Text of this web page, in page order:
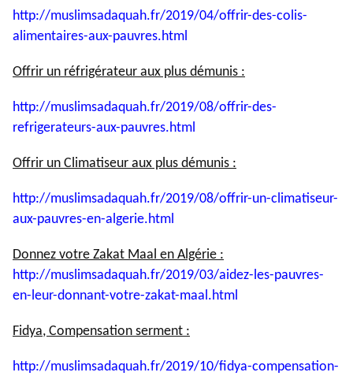
http://muslimsadaquah.fr/2019/04/offrir-des-colis-
alimentaires-aux-pauvres.html
Offrir un réfrigérateur aux plus démunis :
http://muslimsadaquah.fr/2019/08/offrir-des-
refrigerateurs-aux-pauvres.html
Offrir un Climatiseur aux plus démunis :
http://muslimsadaquah.fr/2019/08/offrir-un-climatiseur-
aux-pauvres-en-algerie.html
Donnez votre Zakat Maal en Algérie :
http://muslimsadaquah.fr/2019/03/aidez-les-pauvres-
en-leur-donnant-votre-zakat-maal.html
Fidya, Compensation serment :
http://muslimsadaquah.fr/2019/10/fidya-compensation-